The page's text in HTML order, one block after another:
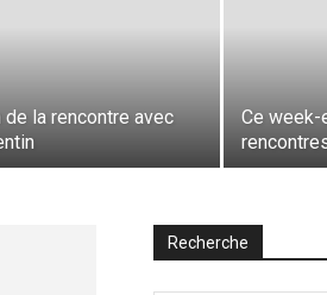
de la rencontre avec
Ce week-
Recherche